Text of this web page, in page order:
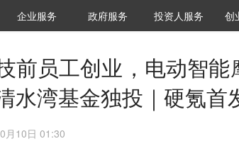
36Kr研究院
企业服务 城市之窗
政府服务 VClub投资机构库
投资机构职位推介
投资人服务 创
前员工创业，电动智
水湾基金独投｜硬氪首
月10日 01:30